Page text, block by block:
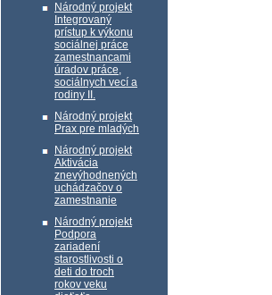
Národný projekt
Integrovaný
prístup k výkonu
sociálnej práce
zamestnancami
úradov práce,
sociálnych vecí a
rodiny II.
Národný projekt
Prax pre mladých
Národný projekt
Aktivácia
znevýhodnených
uchádzačov o
zamestnanie
Národný projekt
Podpora
zariadení
starostlivosti o
deti do troch
rokov veku